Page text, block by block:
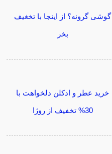
گوشی گرونه؟ از اینجا با تخغیف
بخر
خرید عطر و ادکلن دلخواهت با
30% تخفیف از روژا